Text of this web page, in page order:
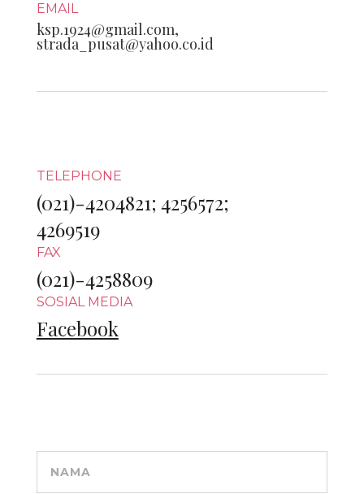
EMAIL
ksp.1924@gmail.com,
strada_pusat@yahoo.co.id
TELEPHONE
(021)-4204821; 4256572;
4269519
FAX
(021)-4258809
SOSIAL MEDIA
Facebook